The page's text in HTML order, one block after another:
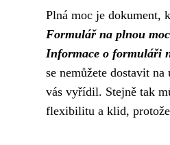
Plná moc je dokument,
Formulář na plnou moc
Informace o formuláři
se nemůžete dostavit
vás vyřídil. Stejně tak
flexibilitu a klid, protože